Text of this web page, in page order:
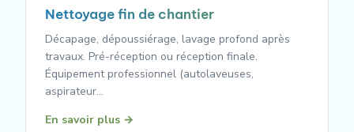
Nettoyage fin de chantier
Décapage, dépoussiérage, lavage profond après
travaux. Pré-réception ou réception finale.
Équipement professionnel (autolaveuses,
aspirateur…
En savoir plus →